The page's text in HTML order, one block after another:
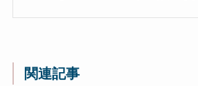
関連記事